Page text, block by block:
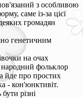
з особливою
саме із-за цієї
громадян
генетичним
на очах
фольклор
йде про простих
- кон'юнктивіт.
різні